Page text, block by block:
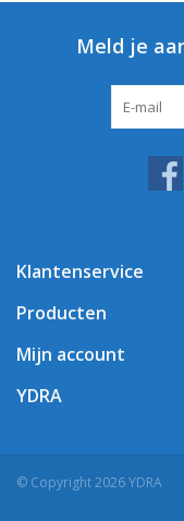
Meld je
Klantenservice
Producten
Mijn account
YDRA
© Copyright 2026 YDRA